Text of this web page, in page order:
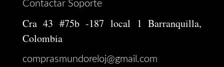
Contactar Soporte
Cra 43 #75b -187 local 1 Barranquilla,
Colombia
comprasmundoreloj@gmail.com